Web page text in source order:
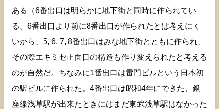
ある（6番出口は明らかに地下街と同時に作られてい
る。6番出口より前に8番出口が作られたとは考えにく
いから、5, 6, 7, 8番出口はみな地下街とともに作られ、
その際エキミセ正面口の構造も作り変えられたと考える
のが自然だ。ちなみに1番出口は雷門ビルという日本初
の駅ビルに作られた。4番出口は昭和4年にできた。銀
座線浅草駅が出来たときにはまだ東武浅草駅はなかった